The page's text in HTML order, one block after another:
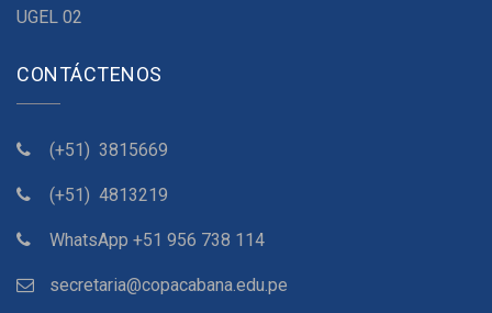
UGEL 02
CONTÁCTENOS
(+51) 3815669
(+51) 4813219
WhatsApp +51 956 738 114
secretaria@copacabana.edu.pe